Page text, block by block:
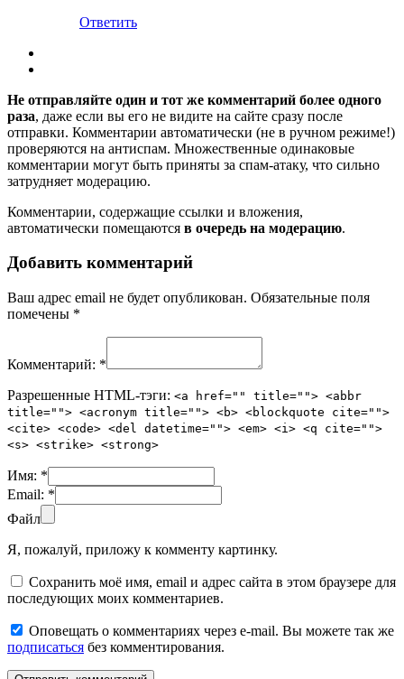
Ответить
Не отправляйте один и тот же комментарий более одного
раза, даже если вы его не видите на сайте сразу после
отправки. Комментарии автоматически (не в ручном режиме!)
проверяются на антиспам. Множественные одинаковые
комментарии могут быть приняты за спам-атаку, что сильно
затрудняет модерацию.
Комментарии, содержащие ссылки и вложения,
автоматически помещаются в очередь на модерацию.
Добавить комментарий
Ваш адрес email не будет опубликован. Обязательные поля
помечены *
Комментарий: *
Разрешенные HTML-тэги: <a href="" title=""> <abbr
title=""> <acronym title=""> <b> <blockquote cite="">
<cite> <code> <del datetime=""> <em> <i> <q cite="">
<s> <strike> <strong>
Имя: *
Email: *
Файл
Я, пожалуй, приложу к комменту картинку.
Сохранить моё имя, email и адрес сайта в этом браузере для
последующих моих комментариев.
Оповещать о комментариях через e-mail. Вы можете так же
подписаться без комментирования.